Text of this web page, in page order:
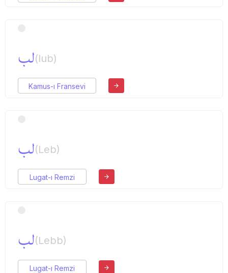
لب(lub)
Kamus-ı Fransevi
لب(Leb)
Lugat-ı Remzi
لب(Lebb)
Lugat-ı Remzi